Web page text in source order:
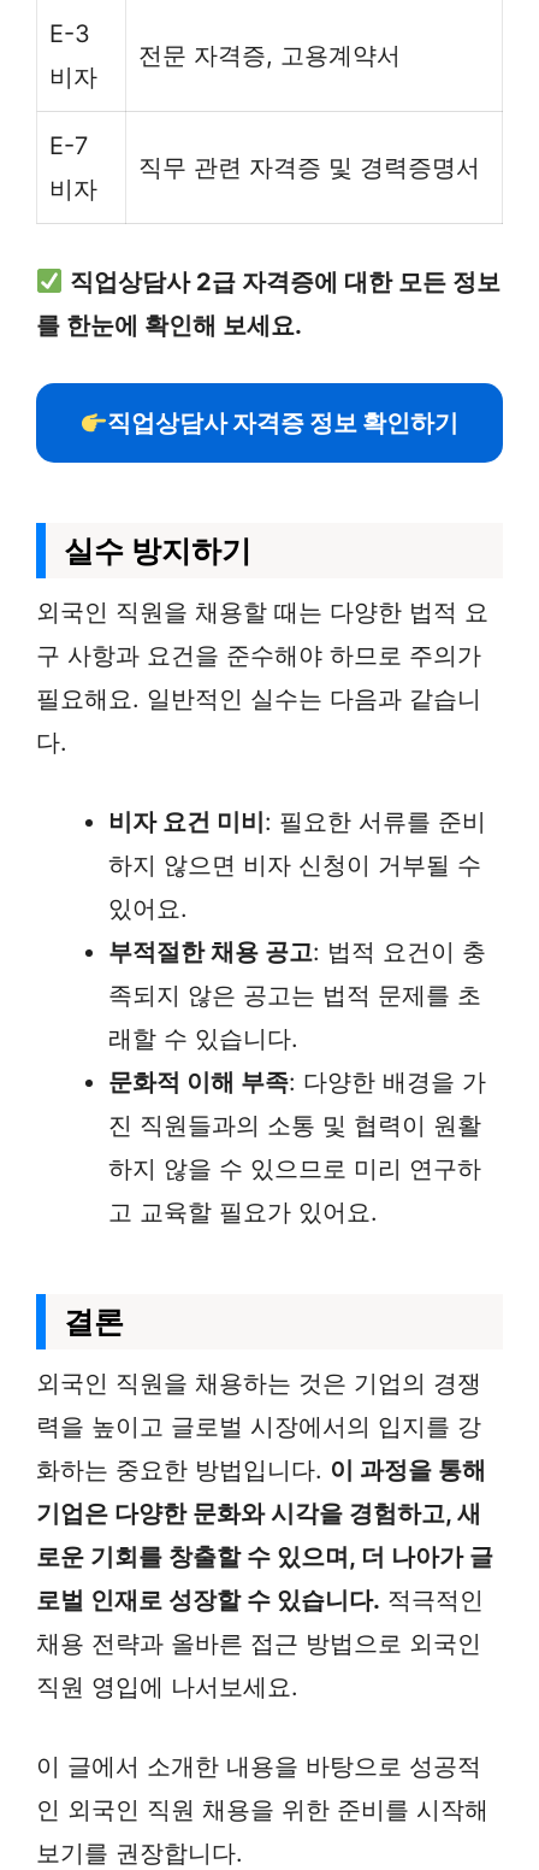
E-3
비자
전문 자격증, 고용계약서
E-7
비자
직무 관련 자격증 및 경력증명서
직업상담사 2급 자격증에 대한 모든 정보
를 한눈에 확인해 보세요.
직업상담사 자격증 정보 확인하기
실수 방지하기
외국인 직원을 채용할 때는 다양한 법적 요
구 사항과 요건을 준수해야 하므로 주의가
필요해요. 일반적인 실수는 다음과 같습니
다.
비자 요건 미비: 필요한 서류를 준비
하지 않으면 비자 신청이 거부될 수
있어요.
부적절한 채용 공고: 법적 요건이 충
족되지 않은 공고는 법적 문제를 초
래할 수 있습니다.
문화적 이해 부족: 다양한 배경을 가
진 직원들과의 소통 및 협력이 원활
하지 않을 수 있으므로 미리 연구하
고 교육할 필요가 있어요.
결론
외국인 직원을 채용하는 것은 기업의 경쟁
력을 높이고 글로벌 시장에서의 입지를 강
화하는 중요한 방법입니다. 이 과정을 통해
기업은 다양한 문화와 시각을 경험하고, 새
로운 기회를 창출할 수 있으며, 더 나아가 글
로벌 인재로 성장할 수 있습니다. 적극적인
채용 전략과 올바른 접근 방법으로 외국인
직원 영입에 나서보세요.
이 글에서 소개한 내용을 바탕으로 성공적
인 외국인 직원 채용을 위한 준비를 시작해
보기를 권장합니다.